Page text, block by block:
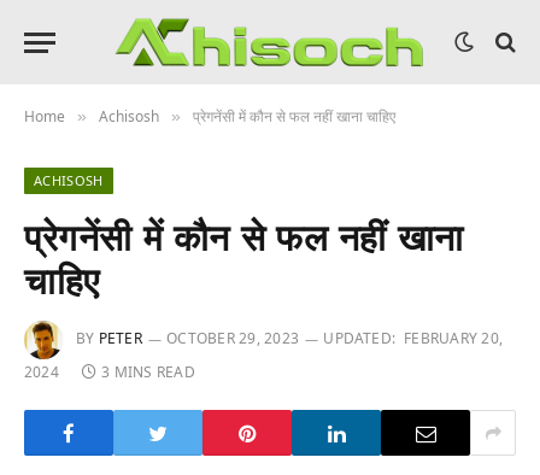
Home » Achisosh » प्रेगनेंसी में कौन से फल नहीं खाना चाहिए
ACHISOSH
प्रेगनेंसी में कौन से फल नहीं खाना
चाहिए
BY PETER OCTOBER 29, 2023 UPDATED: FEBRUARY 20,
2024
3 MINS READ